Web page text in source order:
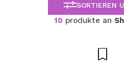
SORTIEREN
10 produkte an